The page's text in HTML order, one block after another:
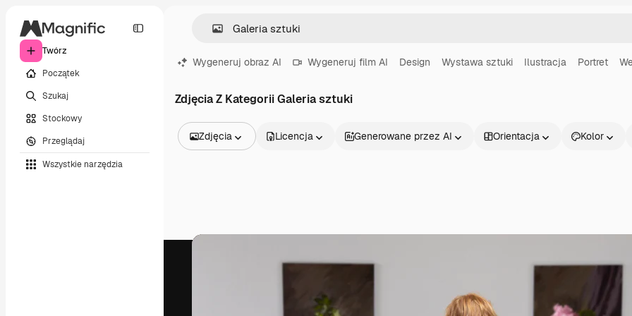
Twórz
Początek
Szukaj
Stockowy
Przeglądaj
Wszystkie narzędzia
Wygeneruj obraz AI Wygeneruj film AI Design Wystawa sztuki Ilustracja Portret
Zdjęcia Z Kategorii Galeria sztuki
Zdjęcia
Filmy
Licencja Generowane przez AI Orientacja Kolor
Produkty Zacznij